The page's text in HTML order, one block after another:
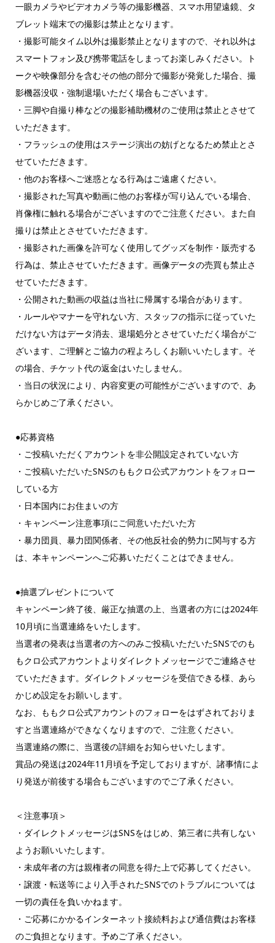
一眼カメラやビデオカメラ等の撮影機器、スマホ用望遠鏡、タ
ブレット端末での撮影は禁止となります。
・撮影可能タイム以外は撮影禁止となりますので、それ以外は
スマートフォン及び携帯電話をしまってお楽しみください。ト
ークや映像部分を含むその他の部分で撮影が発覚した場合、撮
影機器没収・強制退場いただく場合もございます。
・三脚や自撮り棒などの撮影補助機材のご使用は禁止とさせて
いただきます。
・フラッシュの使用はステージ演出の妨げとなるため禁止とさ
せていただきます。
・他のお客様へご迷惑となる行為はご遠慮ください。
・撮影された写真や動画に他のお客様が写り込んでいる場合、
肖像権に触れる場合がございますのでご注意ください。また自
撮りは禁止とさせていただきます。
・撮影された画像を許可なく使用してグッズを制作・販売する
行為は、禁止させていただきます。画像データの売買も禁止さ
せていただきます。
・公開された動画の収益は当社に帰属する場合があります。
・ルールやマナーを守れない方、スタッフの指示に従っていた
だけない方はデータ消去、退場処分とさせていただく場合がご
ざいます、ご理解とご協力の程よろしくお願いいたします。そ
の場合、チケット代の返金はいたしません。
・当日の状況により、内容変更の可能性がございますので、あ
らかじめご了承ください。
●応募資格
・ご投稿いただくアカウントを非公開設定されていない方
・ご投稿いただいたSNSのももクロ公式アカウントをフォロー
している方
・日本国内にお住まいの方
・キャンペーン注意事項にご同意いただいた方
・暴力団員、暴力団関係者、その他反社会的勢力に関与する方
は、本キャンペーンへご応募いただくことはできません。
●抽選プレゼントについて
キャンペーン終了後、厳正な抽選の上、当選者の方には2024年
10月頃に当選連絡をいたします。
当選者の発表は当選者の方へのみご投稿いただいたSNSでのも
もクロ公式アカウントよりダイレクトメッセージでご連絡させ
ていただきます。ダイレクトメッセージを受信できる様、あら
かじめ設定をお願いします。
なお、ももクロ公式アカウントのフォローをはずされておりま
すと当選連絡ができなくなりますので、ご注意ください。
当選連絡の際に、当選後の詳細をお知らせいたします。
賞品の発送は2024年11月頃を予定しておりますが、諸事情によ
り発送が前後する場合もございますのでご了承ください。
＜注意事項＞
・ダイレクトメッセージはSNSをはじめ、第三者に共有しない
ようお願いいたします。
・未成年者の方は親権者の同意を得た上で応募してください。
・譲渡・転送等により入手されたSNSでのトラブルについては
一切の責任を負いかねます。
・ご応募にかかるインターネット接続料および通信費はお客様
のご負担となります。予めご了承ください。